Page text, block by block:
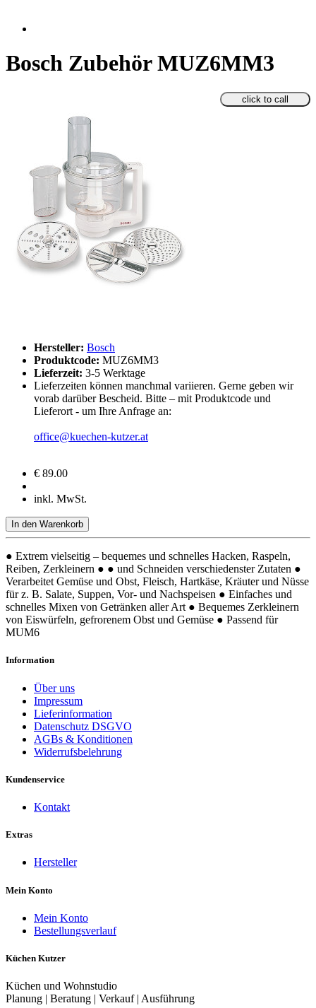
Bosch Zubehör MUZ6MM3
click to call
Hersteller: Bosch
Produktcode: MUZ6MM3
Lieferzeit: 3-5 Werktage
Lieferzeiten können manchmal variieren. Gerne geben wir
vorab darüber Bescheid. Bitte – mit Produktcode und
Lieferort - um Ihre Anfrage an:
office@kuechen-kutzer.at
€ 89.00
inkl. MwSt.
In den Warenkorb
● Extrem vielseitig – bequemes und schnelles Hacken, Raspeln,
Reiben, Zerkleinern ● ● und Schneiden verschiedenster Zutaten ●
Verarbeitet Gemüse und Obst, Fleisch, Hartkäse, Kräuter und Nüsse
für z. B. Salate, Suppen, Vor- und Nachspeisen ● Einfaches und
schnelles Mixen von Getränken aller Art ● Bequemes Zerkleinern
von Eiswürfeln, gefrorenem Obst und Gemüse ● Passend für
MUM6
Information
Über uns
Impressum
Lieferinformation
Datenschutz DSGVO
AGBs & Konditionen
Widerrufsbelehrung
Kundenservice
Kontakt
Extras
Hersteller
Mein Konto
Mein Konto
Bestellungsverlauf
Küchen Kutzer
Küchen und Wohnstudio
Planung | Beratung | Verkauf | Ausführung